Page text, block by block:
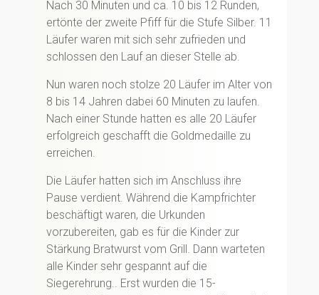
Nach 30 Minuten und ca. 10 bis 12 Runden,
ertönte der zweite Pfiff für die Stufe Silber. 11
Läufer waren mit sich sehr zufrieden und
schlossen den Lauf an dieser Stelle ab.
Nun waren noch stolze 20 Läufer im Alter von
8 bis 14 Jahren dabei 60 Minuten zu laufen.
Nach einer Stunde hatten es alle 20 Läufer
erfolgreich geschafft die Goldmedaille zu
erreichen.
Die Läufer hatten sich im Anschluss ihre
Pause verdient. Während die Kampfrichter
beschäftigt waren, die Urkunden
vorzubereiten, gab es für die Kinder zur
Stärkung Bratwurst vom Grill. Dann warteten
alle Kinder sehr gespannt auf die
Siegerehrung.. Erst wurden die 15-